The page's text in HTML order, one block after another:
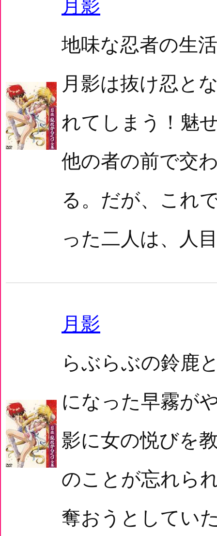
月影
地味な忍者の生
月影は抜け忍と
れてしまう！魅
他の者の前で交
る。だが、これ
った二人は、人
月影
らぶらぶの鈴鹿
になった早霧が
影に女の悦びを
のことが忘れら
奪おうとしてい